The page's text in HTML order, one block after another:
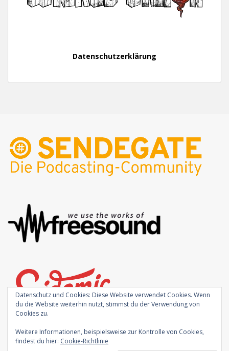
Datenschutzerklärung
Datenschutz und Cookies: Diese Website verwendet Cookies. Wenn
du die Website weiterhin nutzt, stimmst du der Verwendung von
Cookies zu.
Weitere Informationen, beispielsweise zur Kontrolle von Cookies,
findest du hier: Cookie-Richtlinie